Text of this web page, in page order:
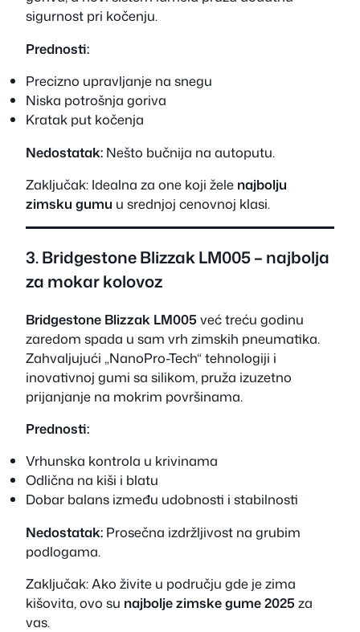
sigurnost pri kočenju.
Prednosti:
Precizno upravljanje na snegu
Niska potrošnja goriva
Kratak put kočenja
Nedostatak: Nešto bučnija na autoputu.
Zaključak: Idealna za one koji žele najbolju
zimsku gumu u srednjoj cenovnoj klasi.
3. Bridgestone Blizzak LM005 – najbolja
za mokar kolovoz
Bridgestone Blizzak LM005 već treću godinu
zaredom spada u sam vrh zimskih pneumatika.
Zahvaljujući „NanoPro-Tech“ tehnologiji i
inovativnoj gumi sa silikom, pruža izuzetno
prijanjanje na mokrim površinama.
Prednosti:
Vrhunska kontrola u krivinama
Odlična na kiši i blatu
Dobar balans između udobnosti i stabilnosti
Nedostatak: Prosečna izdržljivost na grubim
podlogama.
Zaključak:Ako živite u području gde je zima
kišovita, ovo su najbolje zimske gume 2025 za
vas.